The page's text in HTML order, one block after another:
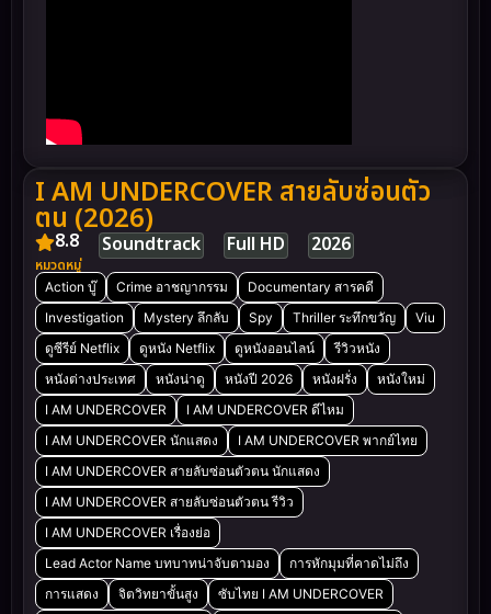
I AM UNDERCOVER สายลับซ่อนตัว
ตน (2026)
8.8 Soundtrack Full HD 2026
หมวดหมู่
Action บู๊ Crime อาชญากรรม
Documentary สารคดี
Investigation
Mystery ลึกลับ Spy Thriller ระทึกขวัญ
Viu
ดูซีรีย์ Netflix
ดูหนัง Netflix ดูหนังออนไลน์
รีวิวหนัง
หนังต่างประเทศ
หนังน่าดู หนังปี 2026 หนังฝรั่ง
หนังใหม่
I AM UNDERCOVER
I AM UNDERCOVER ดีไหม
I AM UNDERCOVER นักแสดง
I AM UNDERCOVER พากย์ไทย
I AM UNDERCOVER สายลับซ่อนตัวตน นักแสดง
I AM UNDERCOVER สายลับซ่อนตัวตน รีวิว
I AM UNDERCOVER เรื่องย่อ
Lead Actor Name บทบาทน่าจับตามอง
การหักมุมที่คาดไม่ถึง
การแสดง
จิตวิทยาขั้นสูง
ซับไทย I AM UNDERCOVER